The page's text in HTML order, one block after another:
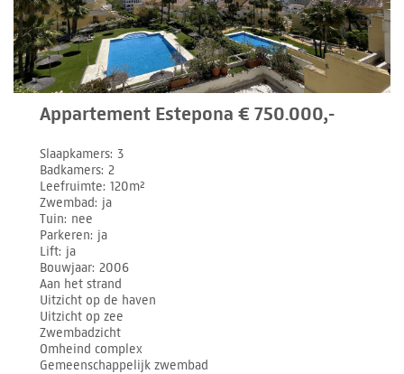
Appartement Estepona € 750.000,-
Slaapkamers 3
Badkamers 2
Leefruimte 120m²
Zwembad ja
Tuin nee
Parkeren ja
Lift ja
Bouwjaar 2006
Aan het strand
Uitzicht op de haven
Uitzicht op zee
Zwembadzicht
Omheind complex
Gemeenschappelijk zwembad